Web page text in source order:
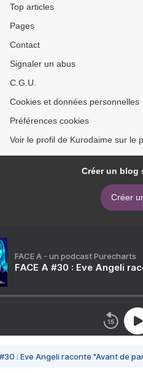
Top articles
Pages
Contact
Signaler un abus
C.G.U.
Cookies et données personnelles
Préférences cookies
Voir le profil de Kurodaime sur le
Créer un blog
Créer
FACE A - un podcast Purecharts
FACE A #30 : Eve Angeli
#30 : Eve Angeli raconte "Avant de